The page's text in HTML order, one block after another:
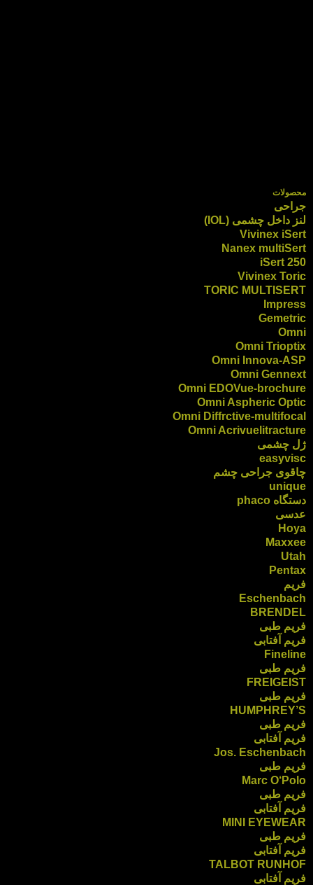
محصولات
جراحی
لنز داخل چشمی (IOL)
Vivinex iSert
Nanex multiSert
iSert 250
Vivinex Toric
TORIC MULTISERT
Impress
Gemetric
Omni
Omni Trioptix
Omni Innova-ASP
Omni Gennext
Omni EDOVue-brochure
Omni Aspheric Optic
Omni Diffrctive-multifocal
Omni Acrivuelitracture
ژل چشمی
easyvisc
چاقوی جراحی چشم
unique
دستگاه phaco
عدسی
Hoya
Maxxee
Utah
Pentax
فریم
Eschenbach
BRENDEL
فریم طبی
فریم آفتابی
Fineline
فریم طبی
FREIGEIST
فریم طبی
HUMPHREY’S
فریم طبی
فریم آفتابی
Jos. Eschenbach
فریم طبی
Marc O‘Polo
فریم طبی
فریم آفتابی
MINI EYEWEAR
فریم طبی
فریم آفتابی
TALBOT RUNHOF
فریم آفتابی